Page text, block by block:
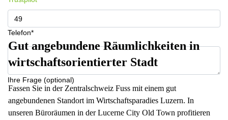
Telefon*
Ihre Frage (optional)
Gut angebundene Räumlichkeiten in
wirtschaftsorientierter Stadt
Fassen Sie in der Zentralschweiz Fuss mit einem gut
angebundenen Standort im Wirtschaftsparadies Luzern. In
unseren Büroräumen in der Lucerne City Old Town profitieren